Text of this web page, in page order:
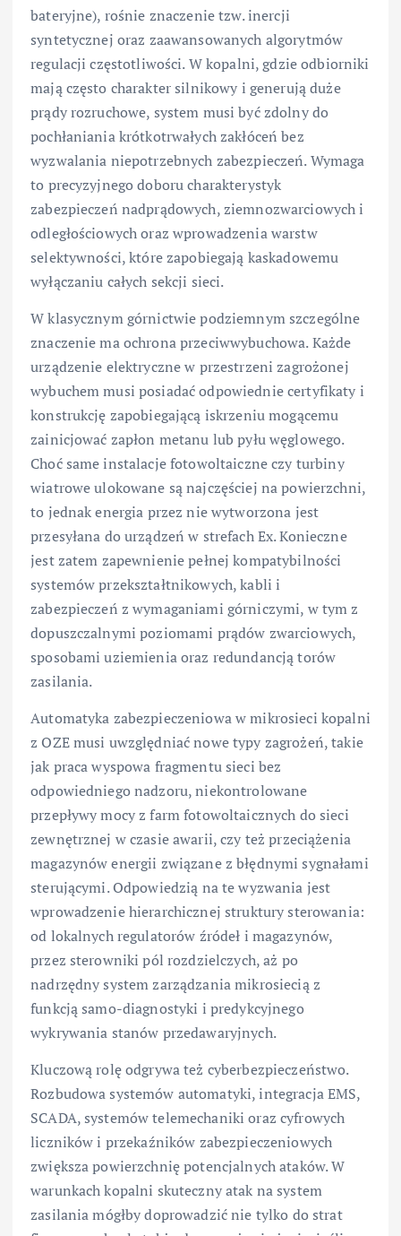
bateryjne), rośnie znaczenie tzw. inercji
syntetycznej oraz zaawansowanych algorytmów
regulacji częstotliwości. W kopalni, gdzie odbiorniki
mają często charakter silnikowy i generują duże
prądy rozruchowe, system musi być zdolny do
pochłaniania krótkotrwałych zakłóceń bez
wyzwalania niepotrzebnych zabezpieczeń. Wymaga
to precyzyjnego doboru charakterystyk
zabezpieczeń nadprądowych, ziemnozwarciowych i
odległościowych oraz wprowadzenia warstw
selektywności, które zapobiegają kaskadowemu
wyłączaniu całych sekcji sieci.
W klasycznym górnictwie podziemnym szczególne
znaczenie ma ochrona przeciwwybuchowa. Każde
urządzenie elektryczne w przestrzeni zagrożonej
wybuchem musi posiadać odpowiednie certyfikaty i
konstrukcję zapobiegającą iskrzeniu mogącemu
zainicjować zapłon metanu lub pyłu węglowego.
Choć same instalacje fotowoltaiczne czy turbiny
wiatrowe ulokowane są najczęściej na powierzchni,
to jednak energia przez nie wytworzona jest
przesyłana do urządzeń w strefach Ex. Konieczne
jest zatem zapewnienie pełnej kompatybilności
systemów przekształtnikowych, kabli i
zabezpieczeń z wymaganiami górniczymi, w tym z
dopuszczalnymi poziomami prądów zwarciowych,
sposobami uziemienia oraz redundancją torów
zasilania.
Automatyka zabezpieczeniowa w mikrosieci kopalni
z OZE musi uwzględniać nowe typy zagrożeń, takie
jak praca wyspowa fragmentu sieci bez
odpowiedniego nadzoru, niekontrolowane
przepływy mocy z farm fotowoltaicznych do sieci
zewnętrznej w czasie awarii, czy też przeciążenia
magazynów energii związane z błędnymi sygnałami
sterującymi. Odpowiedzią na te wyzwania jest
wprowadzenie hierarchicznej struktury sterowania:
od lokalnych regulatorów źródeł i magazynów,
przez sterowniki pól rozdzielczych, aż po
nadrzędny system zarządzania mikrosiecią z
funkcją samo-diagnostyki i predykcyjnego
wykrywania stanów przedawaryjnych.
Kluczową rolę odgrywa też cyberbezpieczeństwo.
Rozbudowa systemów automatyki, integracja EMS,
SCADA, systemów telemechaniki oraz cyfrowych
liczników i przekaźników zabezpieczeniowych
zwiększa powierzchnię potencjalnych ataków. W
warunkach kopalni skuteczny atak na system
zasilania mógłby doprowadzić nie tylko do strat